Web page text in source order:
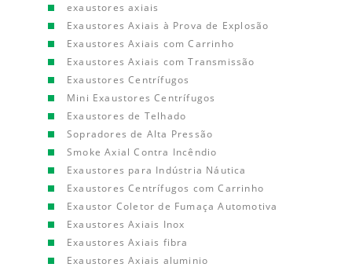
exaustores axiais
Exaustores Axiais à Prova de Explosão
Exaustores Axiais com Carrinho
Exaustores Axiais com Transmissão
Exaustores Centrífugos
Mini Exaustores Centrífugos
Exaustores de Telhado
Sopradores de Alta Pressão
Smoke Axial Contra Incêndio
Exaustores para Indústria Náutica
Exaustores Centrífugos com Carrinho
Exaustor Coletor de Fumaça Automotiva
Exaustores Axiais Inox
Exaustores Axiais fibra
Exaustores Axiais aluminio